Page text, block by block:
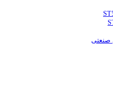
صنعتی